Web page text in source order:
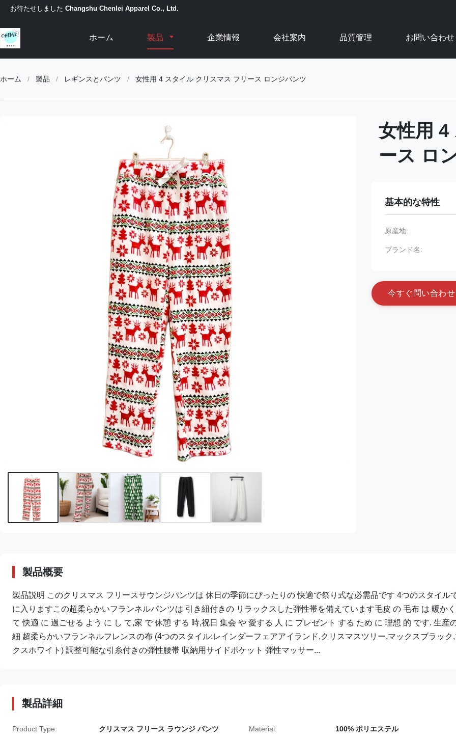
お待たせしました Changshu Chenlei Apparel Co., Ltd.
ホーム 製品 企業情報 会社案内 品質管理 お問い合わせ
ホーム / 製品 / レギンスとパンツ / 女性用 4 スタイル クリスマス フリース ロンジパンツ
女性用 4
ース ロ
基本的な特性
原産地:
ブランド名:
今す ぐ 問い合わせ
製品概要
製品説明 このクリスマス フリースサウンジパンツは 休日の季節にぴったりの 快適で祭り式な必需品です 4つのスタイル
に入りますこの超柔らかいフランネルパンツは 引き紐付きの リラックスした弾性帯を備えています毛皮 の 毛布 は 暖か
て 快適 に 過ごせる よう に し て,家 で 休憩 する 時,祝日 集会 や 愛する 人 に プレゼント する ため に 理想 的 です. 生産
細 超柔らかいフランネルフレンスの布 (4つのスタイル:レインダーフェアアイランド,クリスマスツリー,マックスブラック
クスホワイト) 調整可能な引糸付きの弾性腰帯 収納用サイドポケット 弾性マッサー...
製品詳細
Product Type: クリスマス フリース ラウンジ パンツ Material: 100% ポリエステル